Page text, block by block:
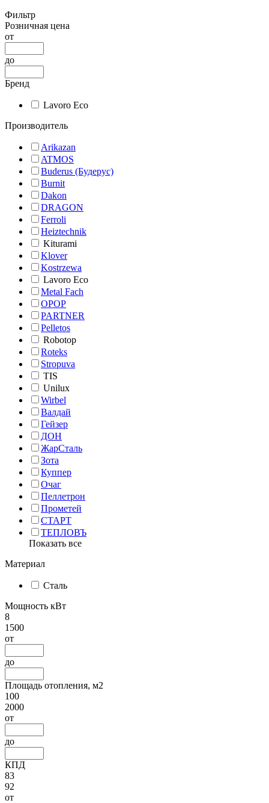
Фильтр
Розничная цена
от
до
Бренд
Lavoro Eco
Производитель
Arikazan
ATMOS
Buderus (Будерус)
Burnit
Dakon
DRAGON
Ferroli
Heiztechnik
Kiturami
Klover
Kostrzewa
Lavoro Eco
Metal Fach
OPOP
PARTNER
Pelletos
Robotop
Roteks
Stropuva
TIS
Unilux
Wirbel
Валдай
Гейзер
ДОН
ЖарСталь
Зота
Куппер
Очаг
Пеллетрон
Прометей
СТАРТ
ТЕПЛОВЪ
Показать все
Материал
Сталь
Мощность кВт
8
1500
от
до
Площадь отопления, м2
100
2000
от
до
КПД
83
92
от